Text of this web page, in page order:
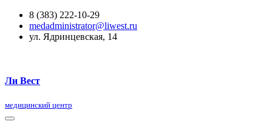
8 (383) 222-10-29
medadministrator@liwest.ru
ул. Ядринцевская, 14
Ли Вест
медицинский центр